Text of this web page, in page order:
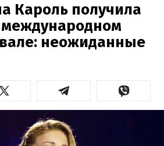
Кароль получила
международном
неожиданные